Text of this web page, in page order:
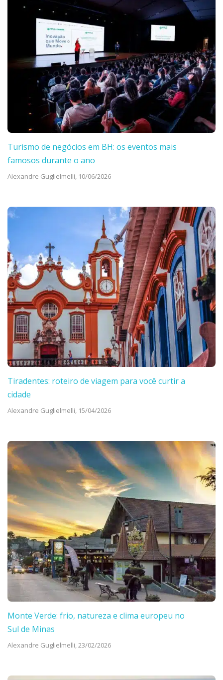
Turismo de negócios em BH: os eventos mais
famosos durante o ano
Alexandre Guglielmelli, 10/06/2026
Tiradentes: roteiro de viagem para você curtir a
cidade
Alexandre Guglielmelli, 15/04/2026
Monte Verde: frio, natureza e clima europeu no
Sul de Minas
Alexandre Guglielmelli, 23/02/2026